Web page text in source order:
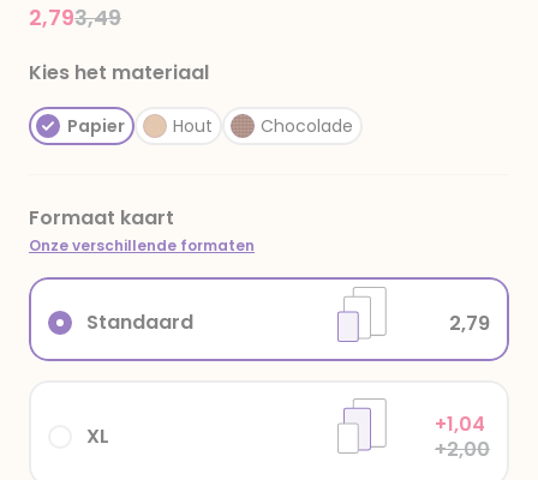
Price reduced from
3,49to
2,79
Kies het materiaal
Papier Hout Chocolade
Formaat kaart
Onze verschillende formaten
XL
+1,04
+2,00
Standaard 2,79